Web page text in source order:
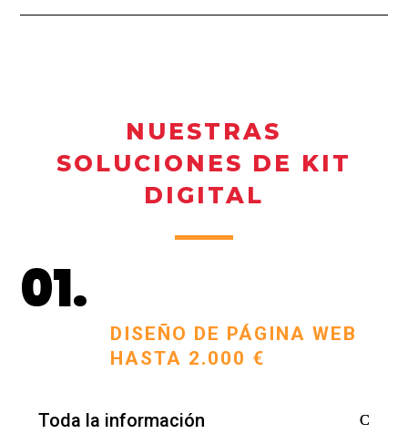
NUESTRAS
SOLUCIONES DE KIT
DIGITAL
01.
DISEÑO DE PÁGINA WEB
HASTA 2.000 €
Toda la información